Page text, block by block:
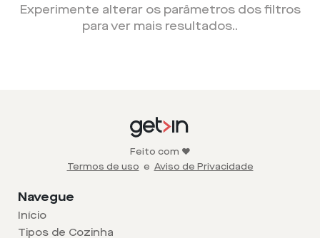
Experimente alterar os parâmetros dos filtros
para ver mais resultados..
Feito com ❤️
Termos de uso e Aviso de Privacidade
Navegue
Início
Tipos de Cozinha